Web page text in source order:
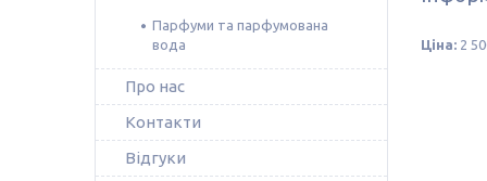
Ціна: 2
Парфуми та парфумована
вода
Про нас
Контакти
Відгуки